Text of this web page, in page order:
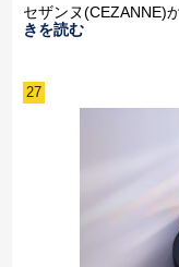
セザンヌ(CEZANNE)
きを読む
27